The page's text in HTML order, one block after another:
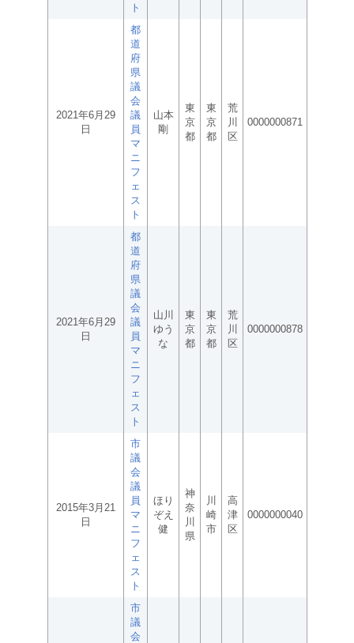
ト
2021年6月29
日
都
道
府
県
議
会
議
員
マ
ニ
フ
ェ
ス
ト
山本
剛
東
京
都
東
京
都
荒
川
区
0000000871
2021年6月29
日
都
道
府
県
議
会
議
員
マ
ニ
フ
ェ
ス
ト
山川
ゆう
な
東
京
都
東
京
都
荒
川
区
0000000878
2015年3月21
日
市
議
会
議
員
マ
ニ
フ
ェ
ス
ト
ほり
ぞえ
健
神
奈
川
県
川
崎
市
高
津
区
0000000040
市
議
会